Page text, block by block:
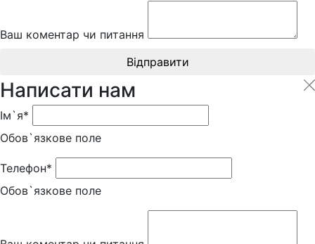
Ваш коментар чи питання
Відправити
Написати нам
Ім`я*
Обов`язкове поле
Телефон*
Обов`язкове поле